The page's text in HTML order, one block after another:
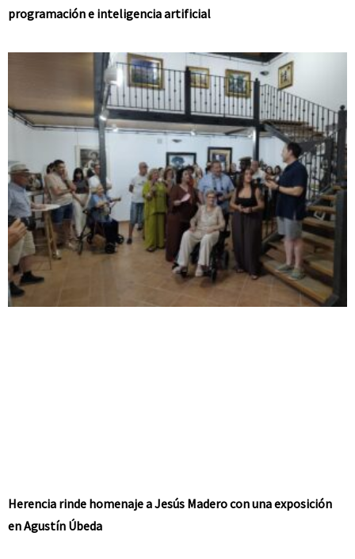
programación e inteligencia artificial
Herencia rinde homenaje a Jesús Madero con una exposición
en Agustín Úbeda